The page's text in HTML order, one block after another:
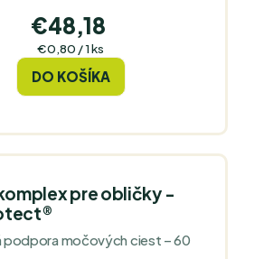
€48,18
Jednotková
€0,80 / 1 ks
DO KOŠÍKA
pre obličky -
podpora močových ciest – 60